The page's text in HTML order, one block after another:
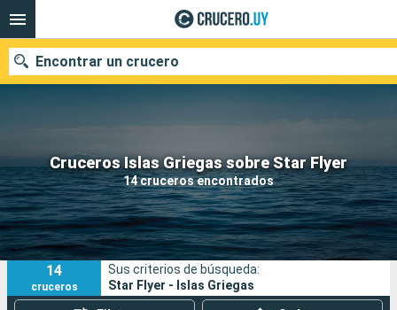
Cruceros Islas Griegas sobre Star Flyer
14 cruceros encontrados
Encontrar un crucero
Nuestros destinos
Fecha de salida
Puertos Compañías
Buscar
14
cruceros
Sus criterios de búsqueda:
Star Flyer - Islas Griegas